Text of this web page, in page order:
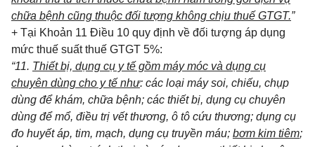
chữa bệnh cũng thuộc đối tượng không chịu thuế GTGT.”
+ Tại Khoản 11 Điều 10 quy định về đối tượng áp dụng
mức thuế suất thuế GTGT 5%:
“11. Thiết bị, dụng cụ y tế gồm máy móc và dụng cụ
chuyên dùng cho y tế như: các loại máy soi, chiếu, chụp
dùng để khám, chữa bệnh; các thiết bị, dụng cụ chuyên
dùng để mổ, điều trị vết thương, ô tô cứu thương; dụng cụ
đo huyết áp, tim, mạch, dụng cụ truyền máu; bơm kim tiêm;